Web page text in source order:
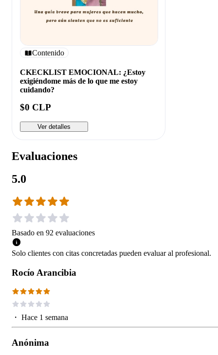
Contenido
CKECKLIST EMOCIONAL: ¿Estoy
exigiéndome más de lo que me estoy
cuidando?
$0 CLP
Ver detalles
Evaluaciones
5.0
Basado en 92 evaluaciones
Solo clientes con citas concretadas pueden evaluar al profesional.
Rocío Arancibia
・ Hace 1 semana
Anónima